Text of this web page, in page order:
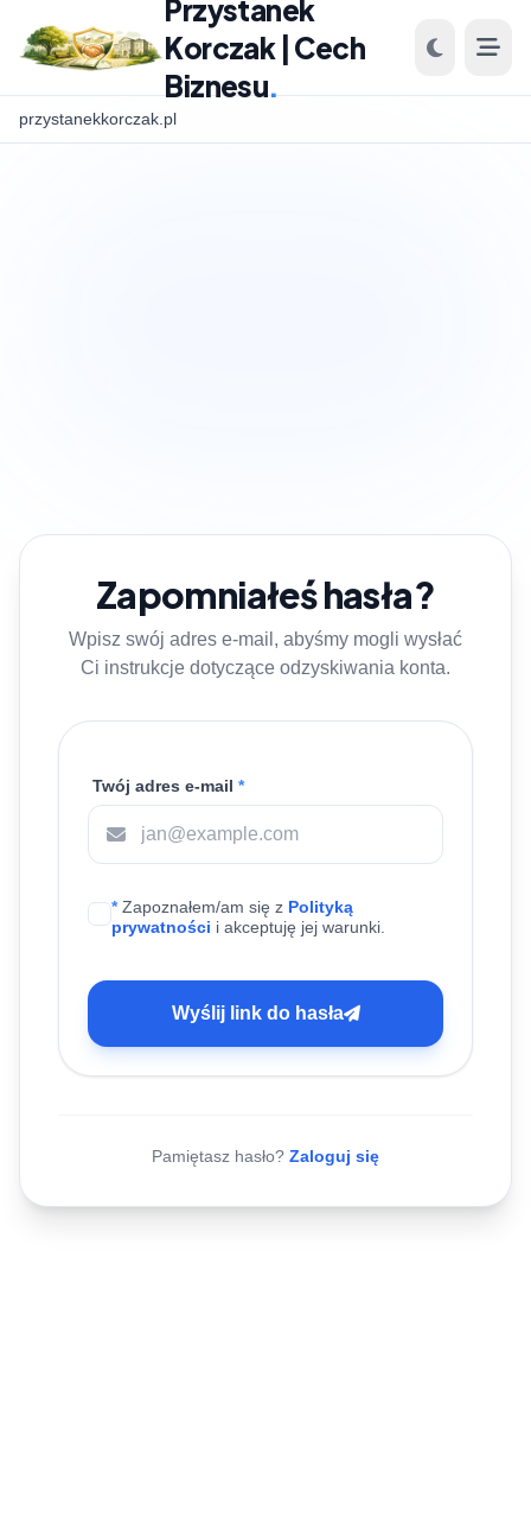
Przystanek
Korczak | Cech
Biznesu.
przystanekkorczak.pl
Zapomniałeś hasła?
Wpisz swój adres e-mail, abyśmy mogli wysłać
Ci instrukcje dotyczące odzyskiwania konta.
Twój adres e-mail *
*Zapoznałem/am się z Polityką
prywatności i akceptuję jej warunki.
Wyślij link do hasła
Pamiętasz hasło? Zaloguj się